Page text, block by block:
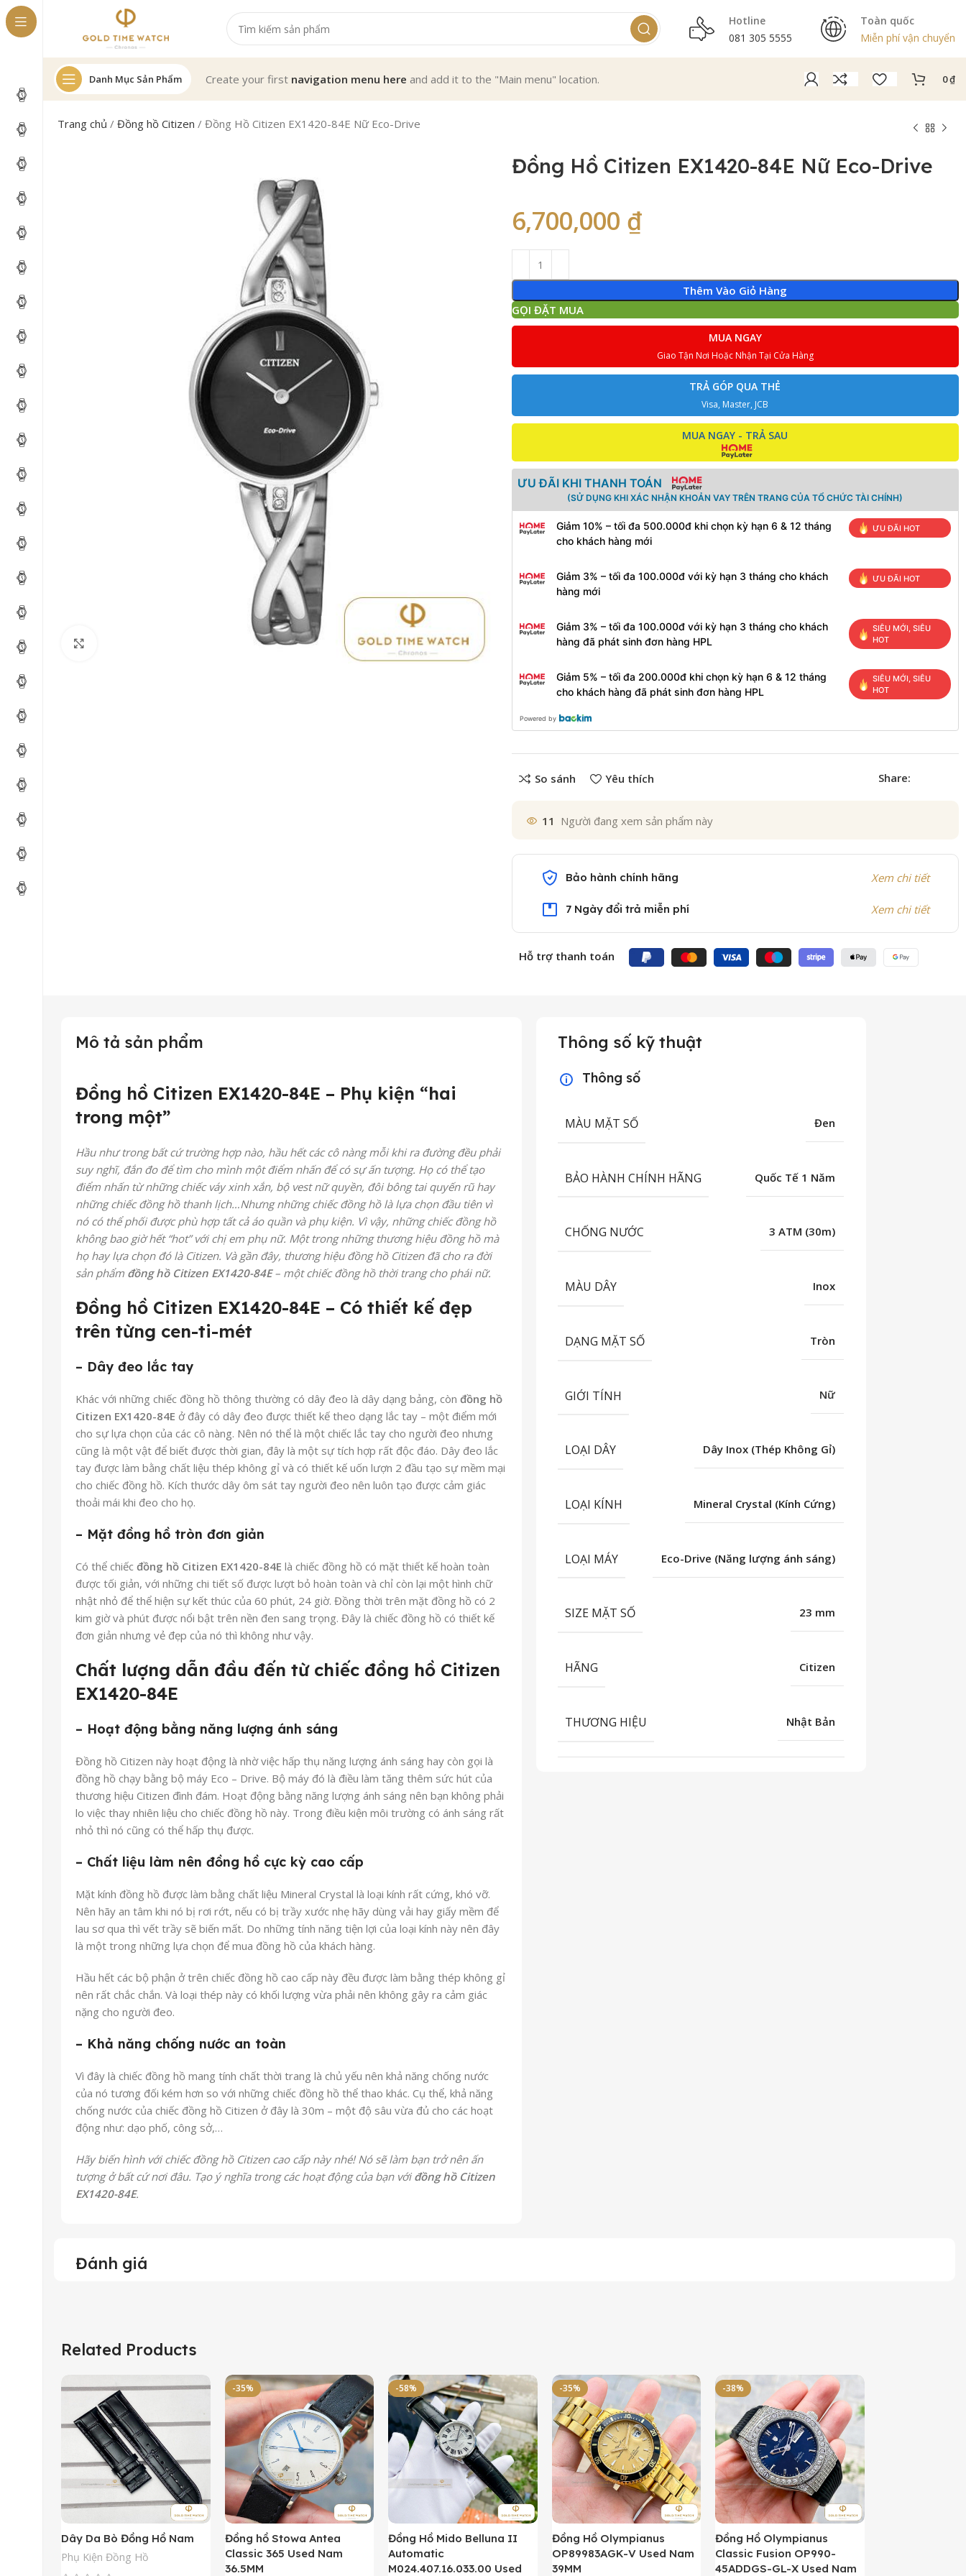
Hotline
081 305 5555
Toàn quốc
Miễn phí vận chuyển
Danh Mục Sản Phẩm Create your first navigation menu here and add it to the "Main menu" location. 0₫
Trang chủ /Đồng hồ Citizen /Đồng Hồ Citizen EX1420-84E Nữ Eco-Drive
Đồng Hồ Citizen EX1420-84E Nữ Eco-Drive
6,700,000 ₫
Thêm Vào Giỏ Hàng
GỌI ĐẶT MUA
MUA NGAY
Giao Tận Nơi Hoặc Nhận Tại Cửa Hàng
TRẢ GÓP QUA THẺ
Visa, Master, JCB
MUA NGAY - TRẢ SAU
ƯU ĐÃI KHI THANH TOÁN
(SỬ DỤNG KHI XÁC NHẬN KHOẢN VAY TRÊN TRANG CỦA TỔ CHỨC TÀI CHÍNH)
Giảm 10% – tối đa 500.000đ khi chọn kỳ hạn 6 & 12 tháng
cho khách hàng mới
ƯU ĐÃI HOT
Giảm 3% – tối đa 100.000đ với kỳ hạn 3 tháng cho khách
hàng mới
ƯU ĐÃI HOT
Giảm 3% – tối đa 100.000đ với kỳ hạn 3 tháng cho khách
hàng đã phát sinh đơn hàng HPL
SIÊU MỚI, SIÊU
HOT
Giảm 5% – tối đa 200.000đ khi chọn kỳ hạn 6 & 12 tháng
cho khách hàng đã phát sinh đơn hàng HPL
SIÊU MỚI, SIÊU
HOT
Powered by
So sánh Yêu thích Share:
11 Người đang xem sản phẩm này
Bảo hành chính hãng Xem chi tiết
7 Ngày đổi trả miễn phí Xem chi tiết
Hỗ trợ thanh toán
Mô tả sản phẩm
Đồng hồ Citizen EX1420-84E – Phụ kiện “hai
trong một”
Hầu như trong bất cứ trường hợp nào, hầu hết các cô nàng mỗi khi ra đường đều phải
suy nghĩ, đắn đo để tìm cho mình một điểm nhấn để có sự ấn tượng. Họ có thể tạo
điểm nhấn từ những chiếc váy xinh xắn, bộ vest nữ quyền, đôi bông tai quyến rũ hay
những chiếc đồng hồ thanh lịch…Nhưng những chiếc đồng hồ là lựa chọn đầu tiên vì
nó có thể phối được phù hợp tất cả áo quần và phụ kiện. Vì vậy, những chiếc đồng hồ
không bao giờ hết “hot” với chị em phụ nữ. Một trong những thương hiệu đồng hồ mà
họ hay lựa chọn đó là Citizen. Và gần đây, thương hiệu đồng hồ Citizen đã cho ra đời
sản phẩm đồng hồ Citizen EX1420-84E– một chiếc đồng hồ thời trang cho phái nữ.
Đồng hồ Citizen EX1420-84E – Có thiết kế đẹp
trên từng cen-ti-mét
– Dây đeo lắc tay
Khác với những chiếc đồng hồ thông thường có dây đeo là dây dạng bảng, còn đồng hồ
Citizen EX1420-84E ở đây có dây đeo được thiết kế theo dạng lắc tay – một điểm mới
cho sự lựa chọn của các cô nàng. Nên nó thể là một chiếc lắc tay cho người đeo nhưng
cũng là một vật để biết được thời gian, đây là một sự tích hợp rất độc đáo. Dây đeo lắc
tay được làm bằng chất liệu thép không gỉ và có thiết kế uốn lượn 2 đầu tạo sự mềm mại
cho chiếc đồng hồ. Kích thước dây ôm sát tay người đeo nên luôn tạo được cảm giác
thoải mái khi đeo cho họ.
– Mặt đồng hồ tròn đơn giản
Có thể chiếc đồng hồ Citizen EX1420-84E là chiếc đồng hồ có mặt thiết kế hoàn toàn
được tối giản, với những chi tiết số được lượt bỏ hoàn toàn và chỉ còn lại một hình chữ
nhật nhỏ để thể hiện sự kết thúc của 60 phút, 24 giờ. Đồng thời trên mặt đồng hồ có 2
kim giờ và phút được nổi bật trên nền đen sang trọng. Đây là chiếc đồng hồ có thiết kế
đơn giản nhưng vẻ đẹp của nó thì không như vậy.
Chất lượng dẫn đầu đến từ chiếc đồng hồ Citizen
EX1420-84E
– Hoạt động bằng năng lượng ánh sáng
Đồng hồ Citizen này hoạt động là nhờ việc hấp thụ năng lượng ánh sáng hay còn gọi là
đồng hồ chạy bằng bộ máy Eco – Drive. Bộ máy đó là điều làm tăng thêm sức hút của
thương hiệu Citizen đình đám. Hoạt động bằng năng lượng ánh sáng nên bạn không phải
lo việc thay nhiên liệu cho chiếc đồng hồ này. Trong điều kiện môi trường có ánh sáng rất
nhỏ thì nó cũng có thể hấp thụ được.
– Chất liệu làm nên đồng hồ cực kỳ cao cấp
Mặt kính đồng hồ được làm bằng chất liệu Mineral Crystal là loại kính rất cứng, khó vỡ.
Nên hãy an tâm khi nó bị rơi rớt, nếu có bị trầy xước nhẹ hãy dùng vải hay giấy mềm để
lau sơ qua thì vết trầy sẽ biến mất. Do những tính năng tiện lợi của loại kính này nên đây
là một trong những lựa chọn để mua đồng hồ của khách hàng.
Hầu hết các bộ phận ở trên chiếc đồng hồ cao cấp này đều được làm bằng thép không gỉ
nên rất chắc chắn. Và loại thép này có khối lượng vừa phải nên không gây ra cảm giác
nặng cho người đeo.
– Khả năng chống nước an toàn
Vì đây là chiếc đồng hồ mang tính chất thời trang là chủ yếu nên khả năng chống nước
của nó tương đối kém hơn so với những chiếc đồng hồ thể thao khác. Cụ thể, khả năng
chống nước của chiếc đồng hồ Citizen ở đây là 30m – một độ sâu vừa đủ cho các hoạt
động như: dạo phố, công sở,…
Hãy biến hình với chiếc đồng hồ Citizen cao cấp này nhé! Nó sẽ làm bạn trở nên ấn
tượng ở bất cứ nơi đâu. Tạo ý nghĩa trong các hoạt động của bạn với đồng hồ Citizen
EX1420-84E.
Thông số kỹ thuật
Thông số
MÀU MẶT SỐ Đen
BẢO HÀNH CHÍNH HÃNG Quốc Tế 1 Năm
CHỐNG NƯỚC 3 ATM (30m)
MÀU DÂY Inox
DẠNG MẶT SỐ Tròn
GIỚI TÍNH Nữ
LOẠI DÂY Dây Inox (Thép Không Gỉ)
LOẠI KÍNH Mineral Crystal (Kính Cứng)
LOẠI MÁY Eco-Drive (Năng lượng ánh sáng)
SIZE MẶT SỐ 23 mm
HÃNG Citizen
THƯƠNG HIỆU Nhật Bản
Đánh giá
Related Products
Dây Da Bò Đồng Hồ Nam
Phụ Kiện Đồng Hồ
-35%
Đồng hồ Stowa Antea
Classic 365 Used Nam
36.5MM
-58%
Đồng Hồ Mido Belluna II
Automatic
M024.407.16.033.00 Used
-35%
Đồng Hồ Olympianus
OP89983AGK-V Used Nam
39MM
-38%
Đồng Hồ Olympianus
Classic Fusion OP990-
45ADDGS-GL-X Used Nam